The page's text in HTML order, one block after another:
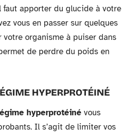
faut apporter du glucide à votre
vous en passer sur quelques
votre organisme à puiser dans
de perdre du poids en
HYPERPROTÉINÉ
hyperprotéiné vous
Il s’agit de limiter vos